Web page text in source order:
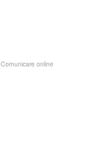
Comunicare online